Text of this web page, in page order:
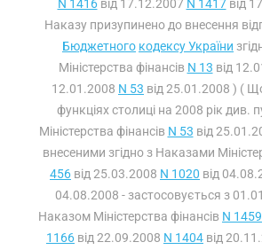
N 1416від 17.12.2007 N 1417від
Наказу призупинено до внесення
Бюджетного кодексу України
Міністерства фінансів N 13 від
12.01.2008 N 53 від 25.01.2008 ) (
функціях столиці на 2008 рік див.
Міністерства фінансів N 53 від
внесеними згідно з Наказами
456 від 25.03.2008 N 1020 від
04.08.2008 - застосовується з
Наказом Міністерства фінансів N 1459
1166 від 22.09.2008 N 1404 від